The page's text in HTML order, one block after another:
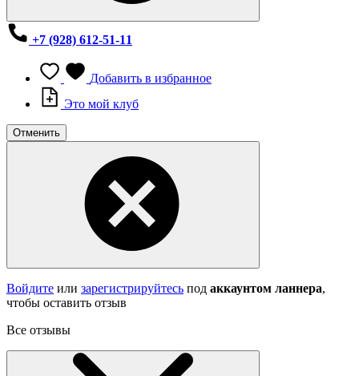
+7 (928) 612-51-11
Добавить в избранное
Это мой клуб
Отменить
Войдите или зарегистрируйтесь под аккаунтом ланнера,
чтобы оставить отзыв
Все отзывы